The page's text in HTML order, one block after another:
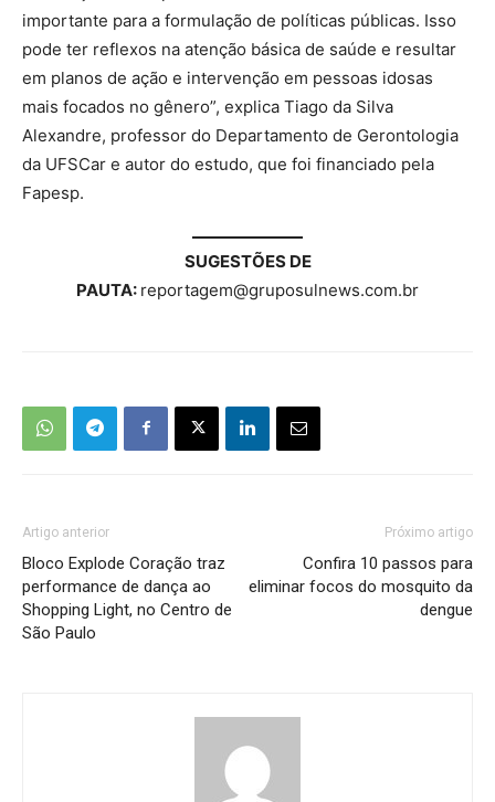
importante para a formulação de políticas públicas. Isso
pode ter reflexos na atenção básica de saúde e resultar
em planos de ação e intervenção em pessoas idosas
mais focados no gênero”, explica Tiago da Silva
Alexandre, professor do Departamento de Gerontologia
da UFSCar e autor do estudo, que foi financiado pela
Fapesp.
SUGESTÕES DE
PAUTA: reportagem@gruposulnews.com.br
Artigo anterior
Bloco Explode Coração traz
performance de dança ao
Shopping Light, no Centro de
São Paulo
Próximo artigo
Confira 10 passos para
eliminar focos do mosquito da
dengue